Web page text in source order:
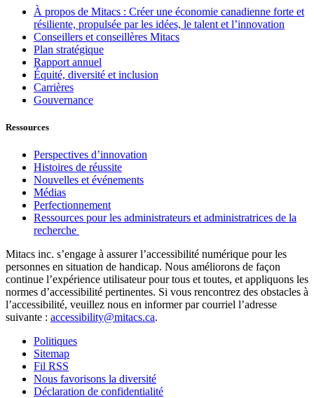
À propos de Mitacs : Créer une économie canadienne forte et
résiliente, propulsée par les idées, le talent et l’innovation
Conseillers et conseillères Mitacs
Plan stratégique
Rapport annuel
Équité, diversité et inclusion
Carrières
Gouvernance
Ressources
Perspectives d’innovation
Histoires de réussite
Nouvelles et événements
Médias
Perfectionnement
Ressources pour les administrateurs et administratrices de la
recherche
Mitacs inc. s’engage à assurer l’accessibilité numérique pour les
personnes en situation de handicap. Nous améliorons de façon
continue l’expérience utilisateur pour tous et toutes, et appliquons les
normes d’accessibilité pertinentes. Si vous rencontrez des obstacles à
l’accessibilité, veuillez nous en informer par courriel l’adresse
suivante : accessibility@mitacs.ca.
Politiques
Sitemap
Fil RSS
Nous favorisons la diversité
Déclaration de confidentialité